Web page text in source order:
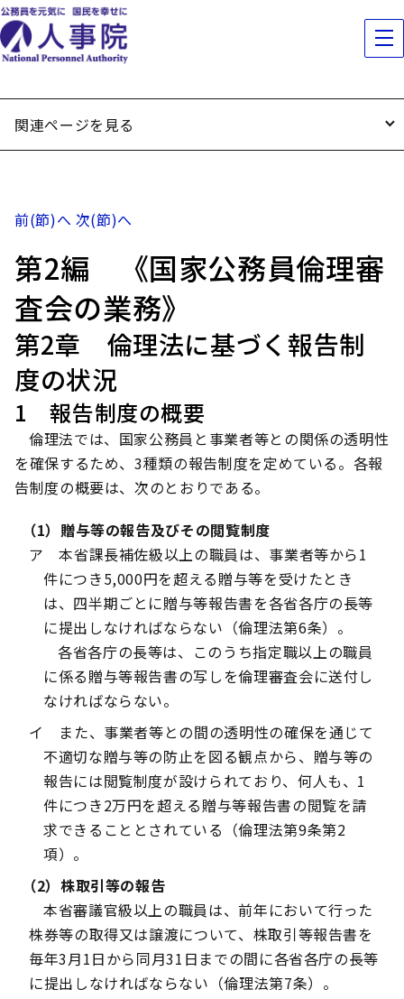
関連ページを見る
前(節)へ 次(節)へ
第2編 《国家公務員倫理審
査会の業務》
第2章 倫理法に基づく報告制
度の状況
1 報告制度の概要
倫理法では、国家公務員と事業者等との関係の透明性
を確保するため、3種類の報告制度を定めている。各報
告制度の概要は、次のとおりである。
（1）贈与等の報告及びその閲覧制度
ア 本省課長補佐級以上の職員は、事業者等から1
件につき5,000円を超える贈与等を受けたとき
は、四半期ごとに贈与等報告書を各省各庁の長等
に提出しなければならない（倫理法第6条）。
各省各庁の長等は、このうち指定職以上の職員
に係る贈与等報告書の写しを倫理審査会に送付し
なければならない。
イ また、事業者等との間の透明性の確保を通じて
不適切な贈与等の防止を図る観点から、贈与等の
報告には閲覧制度が設けられており、何人も、1
件につき2万円を超える贈与等報告書の閲覧を請
求できることとされている（倫理法第9条第2
項）。
（2）株取引等の報告
本省審議官級以上の職員は、前年において行った
株券等の取得又は譲渡について、株取引等報告書を
毎年3月1日から同月31日までの間に各省各庁の長等
に提出しなければならない（倫理法第7条）。